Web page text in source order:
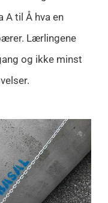
A til Å hva en
Lærlingene
og ikke minst